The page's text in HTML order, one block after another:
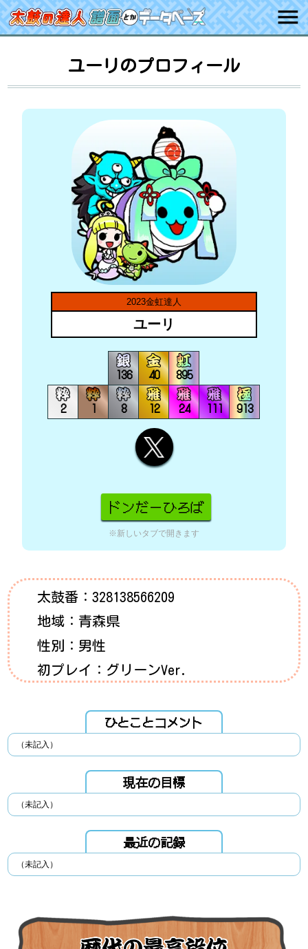
ユーリのプロフィール
2023金虹達人
ユーリ
136 40 895
2 1 8 12 24 111 913
※新しいタブで開きます
太鼓番：328138566209
地域：青森県
性別：男性
初プレイ：グリーンVer.
ひとことコメント
（未記入）
現在の目標
（未記入）
最近の記録
（未記入）